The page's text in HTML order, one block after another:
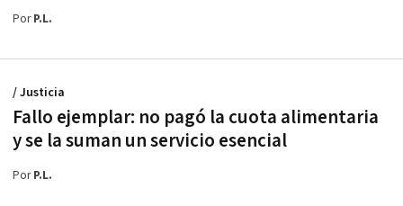
PorP.L.
Fallo ejemplar: no pagó la cuota alimentaria
y se la suman un servicio esencial
/ Justicia
PorP.L.